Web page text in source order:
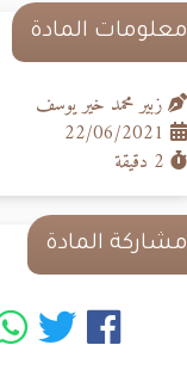
معلومات المادة
زبير محمد خير يوسف
2 دقيقة
مشاركة المادة